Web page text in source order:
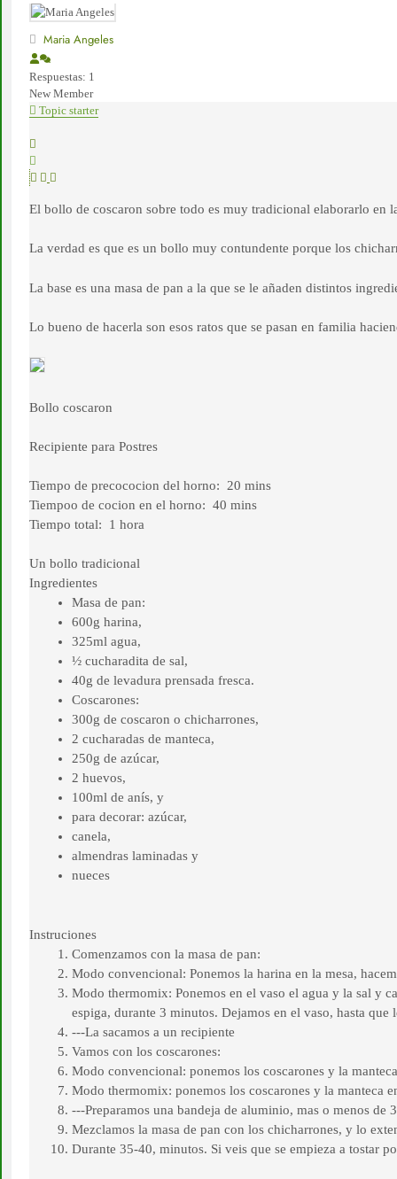
Maria Angeles
Respuestas: 1
New Member
Topic starter
El bollo de coscaron sobre todo es muy tradicional elaborarlo en
La verdad es que es un bollo muy contundente porque los
La base es una masa de pan a la que se le añaden distintos
Lo bueno de hacerla son esos ratos que se pasan en familia
Bollo coscaron
Recipiente para Postres
Tiempo de precococion del horno: 20 mins
Tiempoo de cocion en el horno: 40 mins
Tiempo total: 1 hora
Un bollo tradicional
Ingredientes
Masa de pan:
600g harina,
325ml agua,
½ cucharadita de sal,
40g de levadura prensada fresca.
Coscarones:
300g de coscaron o chicharrones,
2 cucharadas de manteca,
250g de azúcar,
2 huevos,
100ml de anís, y
para decorar: azúcar,
canela,
almendras laminadas y
nueces
Instruciones
Comenzamos con la masa de pan:
Modo convencional: Ponemos la harina en la mesa,
Modo thermomix: Ponemos en el vaso el agua y la sal y
espiga, durante 3 minutos. Dejamos en el vaso, hasta que
---La sacamos a un recipiente
Vamos con los coscarones:
Modo convencional: ponemos los coscarones y la
Modo thermomix: ponemos los coscarones y la manteca
---Preparamos una bandeja de aluminio, mas o menos
Mezclamos la masa de pan con los chicharrones, y lo
Durante 35-40, minutos. Si veis que se empieza a tostar